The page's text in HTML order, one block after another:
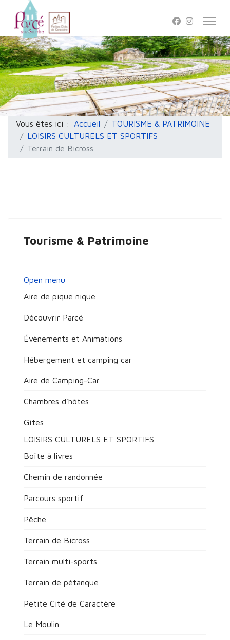
Vous êtes ici : Accueil
TOURISME & PATRIMOINE
LOISIRS CULTURELS ET SPORTIFS
Terrain de Bicross
Tourisme & Patrimoine
Open menu
Aire de pique nique
Découvrir Parcé
Évènements et Animations
Hébergement et camping car
Aire de Camping-Car
Chambres d'hôtes
Gîtes
LOISIRS CULTURELS ET SPORTIFS
Boîte à livres
Chemin de randonnée
Parcours sportif
Pêche
Terrain de Bicross
Terrain multi-sports
Terrain de pétanque
Petite Cité de Caractère
Le Moulin